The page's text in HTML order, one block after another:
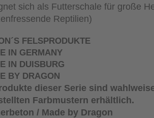
sich als Futterschale für große
Reptilien)
FELSPRODUKTE
IN GERMANY
IN DUISBURG
BY DRAGON
dieser Serie sind
Farbmustern erhältlich.
/ Made by Dragon